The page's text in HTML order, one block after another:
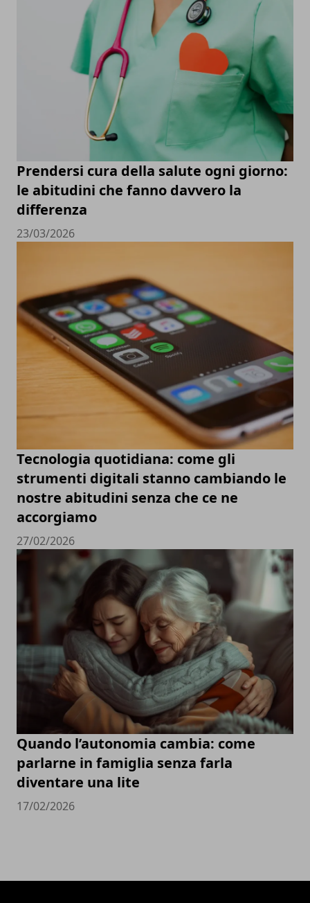
Prendersi cura della salute ogni giorno:
le abitudini che fanno davvero la
differenza
23/03/2026
Tecnologia quotidiana: come gli
strumenti digitali stanno cambiando le
nostre abitudini senza che ce ne
accorgiamo
27/02/2026
Quando l’autonomia cambia: come
parlarne in famiglia senza farla
diventare una lite
17/02/2026